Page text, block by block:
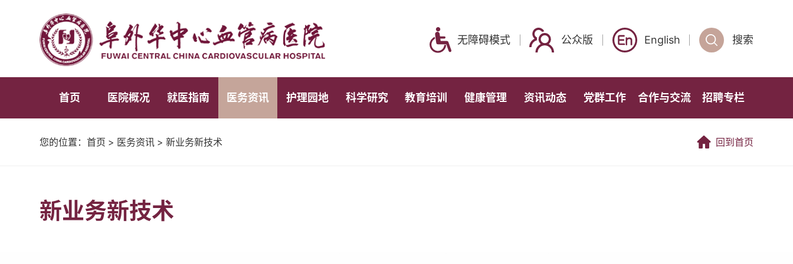
无障碍模式 公众版 English 搜索
首页 医院概况 就医指南 医务资讯 护理园地 科学研究 教育培训 健康管理 资讯动态 党群工作 合作与交流 招聘专栏
您的位置：首页 > 医务资讯 > 新业务新技术 回到首页
新业务新技术